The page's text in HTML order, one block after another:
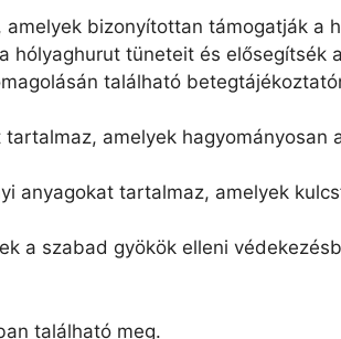
bizonyítottan támogatják a
tüneteit és elősegítsék
található
amelyek hagyományosan
anyagokat tartalmaz, amelyek
a szabad gyökök elleni
található meg.